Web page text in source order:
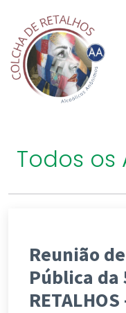
Todos os
Reunião
Pública da